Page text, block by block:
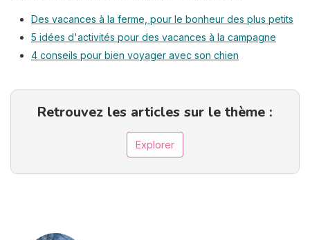
Des vacances à la ferme, pour le bonheur des plus petits
5 idées d'activités pour des vacances à la campagne
4 conseils pour bien voyager avec son chien
Retrouvez les articles sur le thème :
Explorer